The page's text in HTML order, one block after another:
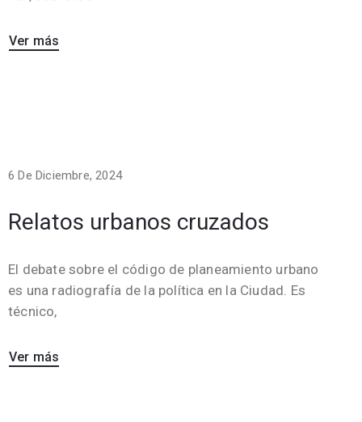
Ver más
6 De Diciembre, 2024
Relatos urbanos cruzados
El debate sobre el código de planeamiento urbano
es una radiografía de la política en la Ciudad. Es
técnico,
Ver más